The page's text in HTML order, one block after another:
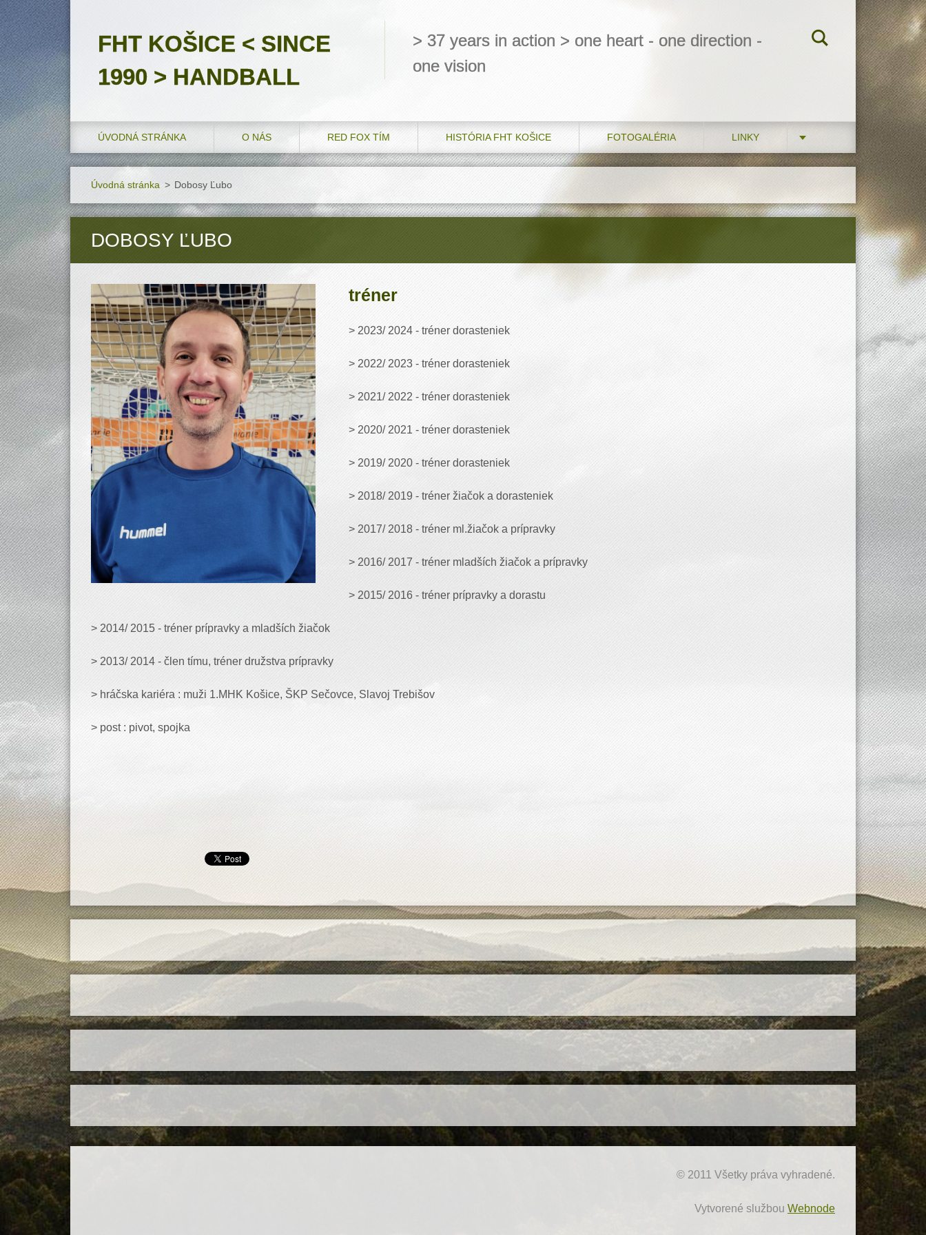
FHT KOŠICE < SINCE
1990 > HANDBALL
> 37 years in action > one heart - one direction -
one vision
ÚVODNÁ STRÁNKA O NÁS RED FOX TÍM HISTÓRIA FHT KOŠICE FOTOGALÉRIA LINKY
Úvodná stránka > Dobosy Ľubo
DOBOSY ĽUBO
tréner
> 2023/ 2024 - tréner dorasteniek
> 2022/ 2023 - tréner dorasteniek
> 2021/ 2022 - tréner dorasteniek
> 2020/ 2021 - tréner dorasteniek
> 2019/ 2020 - tréner dorasteniek
> 2018/ 2019 - tréner žiačok a dorasteniek
> 2017/ 2018 - tréner ml.žiačok a prípravky
> 2016/ 2017 - tréner mladších žiačok a prípravky
> 2015/ 2016 - tréner prípravky a dorastu
> 2014/ 2015 - tréner prípravky a mladších žiačok
> 2013/ 2014 - člen tímu, tréner družstva prípravky
> hráčska kariéra : muži 1.MHK Košice, ŠKP Sečovce, Slavoj Trebišov
> post : pivot, spojka
© 2011 Všetky práva vyhradené.
Vytvorené službou Webnode